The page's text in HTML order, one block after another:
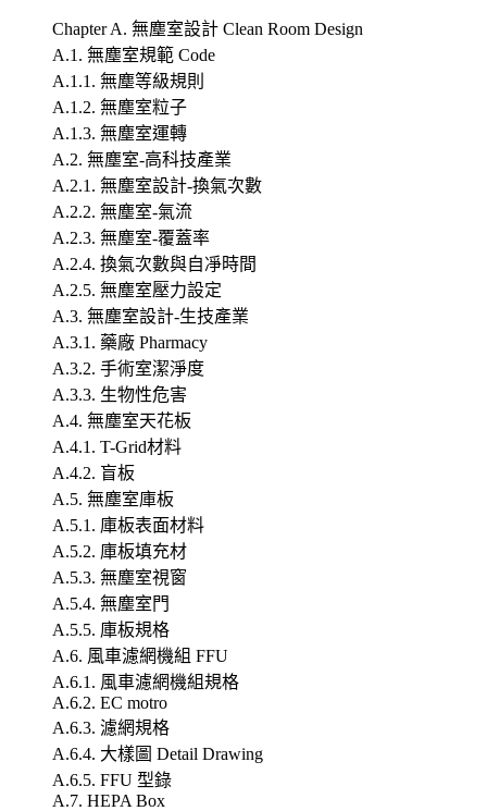
Chapter A. 無塵室設計 Clean Room Design
A.1. 無塵室規範 Code
A.1.1. 無塵等級規則
A.1.2. 無塵室粒子
A.1.3. 無塵室運轉
A.2. 無塵室-高科技產業
A.2.1. 無塵室設計-換氣次數
A.2.2. 無塵室-氣流
A.2.3. 無塵室-覆蓋率
A.2.4. 換氣次數與自凈時間
A.2.5. 無塵室壓力設定
A.3. 無塵室設計-生技產業
A.3.1. 藥廠 Pharmacy
A.3.2. 手術室潔淨度
A.3.3. 生物性危害
A.4. 無塵室天花板
A.4.1. T-Grid材料
A.4.2. 盲板
A.5. 無塵室庫板
A.5.1. 庫板表面材料
A.5.2. 庫板填充材
A.5.3. 無塵室視窗
A.5.4. 無塵室門
A.5.5. 庫板規格
A.6. 風車濾網機組 FFU
A.6.1. 風車濾網機組規格
A.6.2. EC motro
A.6.3. 濾網規格
A.6.4. 大樣圖 Detail Drawing
A.6.5. FFU 型錄
A.7. HEPA Box